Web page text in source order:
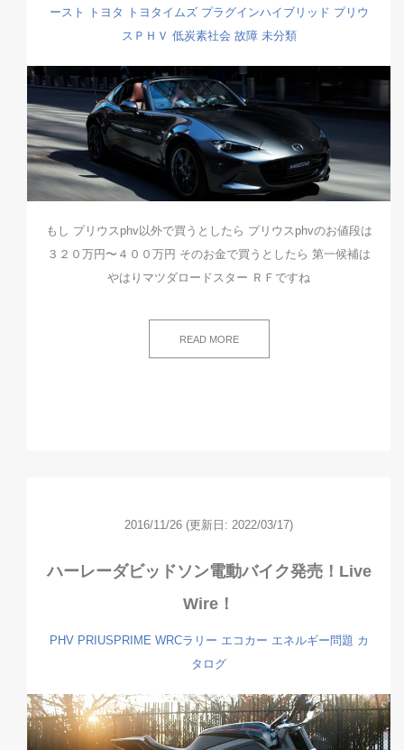
ースト
トヨタ トヨタイムズ プラグインハイブリッド プリウ
スＰＨＶ 低炭素社会 故障 未分類
もし プリウスphv以外で買うとしたら プリウスphvのお値段は
３２０万円〜４００万円 そのお金で買うとしたら 第一候補は
やはりマツダロードスター ＲＦですね
READ MORE
2016/11/26 (更新日: 2022/03/17)
ハーレーダビッドソン電動バイク発売！Live
Wire！
PHV PRIUSPRIME WRCラリー エコカー エネルギー問題 カ
タログ